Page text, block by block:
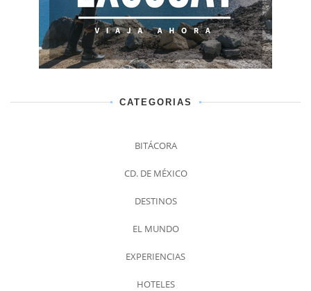
CATEGORIAS
BITÁCORA
CD. DE MÉXICO
DESTINOS
EL MUNDO
EXPERIENCIAS
HOTELES